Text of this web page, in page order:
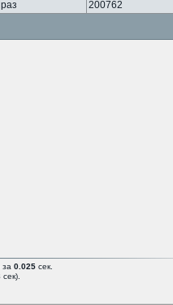
200762
0.025 сек.
сек).